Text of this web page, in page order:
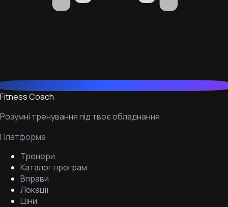
Fitness Coach
Розумні тренування під твоє обладнання.
Платформа
Тренери
Каталог програм
Вправи
Локації
Ціни